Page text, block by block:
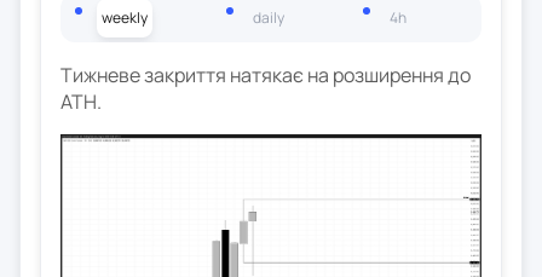
weekly daily 4h
Тижневе закриття натякає на розширення до
ATH.